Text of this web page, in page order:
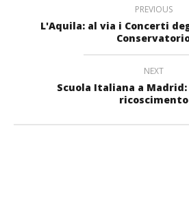
PREVIOUS
L'Aquila: al via i Concerti
NEXT
Scuola Italiana a
ricoscimento